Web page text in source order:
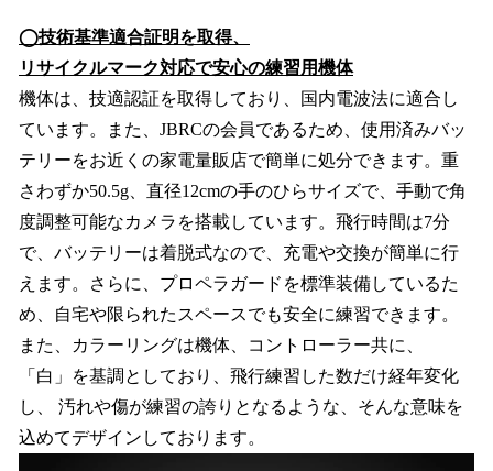
◯技術基準適合証明を取得、
リサイクルマーク対応で安心の練習用機体
機体は、技適認証を取得しており、国内電波法に適合し
ています。また、JBRCの会員であるため、使用済みバッ
テリーをお近くの家電量販店で簡単に処分できます。重
さわずか50.5g、直径12cmの手のひらサイズで、手動で角
度調整可能なカメラを搭載しています。飛行時間は7分
で、バッテリーは着脱式なので、充電や交換が簡単に行
えます。さらに、プロペラガードを標準装備しているた
め、自宅や限られたスペースでも安全に練習できます。
また、カラーリングは機体、コントローラー共に、
「⽩」を基調としており、⾶⾏練習した数だけ経年変化
し、 汚れや傷が練習の誇りとなるような、そんな意味を
込めてデザインしております。